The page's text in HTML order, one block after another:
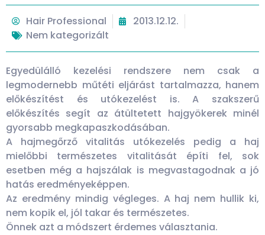
Hair Professional
2013.12.12.
Nem kategorizált
Egyedülálló kezelési rendszere nem csak a
legmodernebb műtéti eljárást tartalmazza, hanem
előkészítést és utókezelést is. A szakszerű
előkészítés segít az átültetett hajgyökerek minél
gyorsabb megkapaszkodásában.
A hajmegőrző vitalitás utókezelés pedig a haj
mielőbbi természetes vitalitását építi fel, sok
esetben még a hajszálak is megvastagodnak a jó
hatás eredményeképpen.
Az eredmény mindig végleges. A haj nem hullik ki,
nem kopik el, jól takar és természetes.
Önnek azt a módszert érdemes választania.